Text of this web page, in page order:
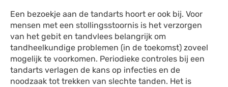
Een bezoekje aan de tandarts hoort er ook bij. Voor
mensen met een stollingsstoornis is het verzorgen
van het gebit en tandvlees belangrijk om
tandheelkundige problemen (in de toekomst) zoveel
mogelijk te voorkomen. Periodieke controles bij een
tandarts verlagen de kans op infecties en de
noodzaak tot trekken van slechte tanden. Het is